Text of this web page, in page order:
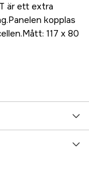
är ett extra
kopplas
117 x 80
5000018043